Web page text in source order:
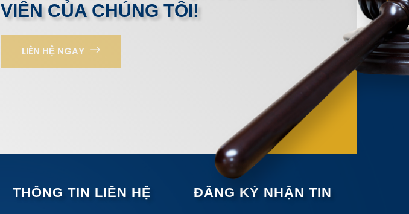
VIÊN CỦA CHÚNG TÔI!
LIÊN HỆ NGAY
THÔNG TIN LIÊN HỆ ĐĂNG KÝ NHẬN TIN